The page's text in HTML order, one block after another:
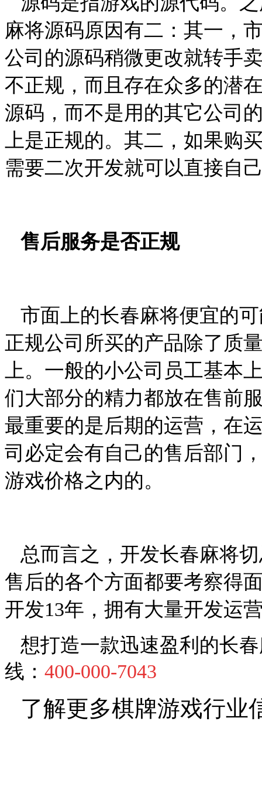
麻将源码原因有二：其一，
公司的源码稍微更改就转手
不正规，而且存在众多的潜
源码，而不是用的其它公司
上是正规的。其二，如果购
需要二次开发就可以直接自
售后服务是否正规
市面上的长春麻将便宜的
正规公司所买的产品除了质
上。一般的小公司员工基本
们大部分的精力都放在售前
最重要的是后期的运营，在
司必定会有自己的售后部门
游戏价格之内的。
总而言之，开发长春麻将
售后的各个方面都要考察得
开发13年，拥有大量开发运
想打造一款迅速盈利的长
线： 400-000-7043
了解更多棋牌游戏行业